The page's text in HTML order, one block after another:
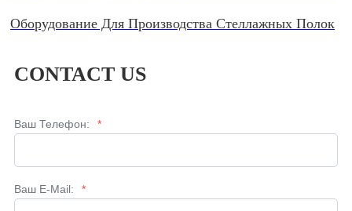
Оборудование Для Производства Стеллажных Полок
CONTACT US
Ваш Телефон: *
Ваш E-Mail: *